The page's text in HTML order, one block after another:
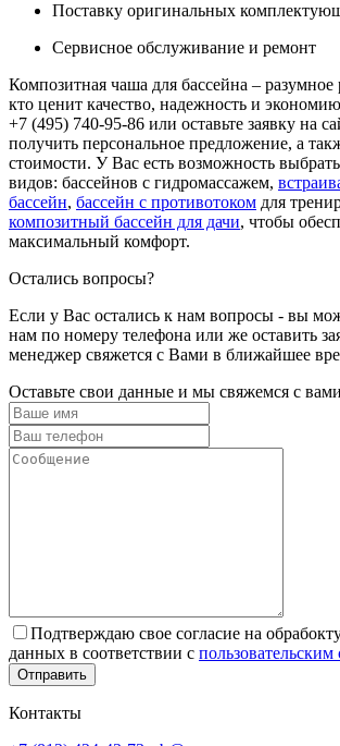
Поставку оригинальных
Сервисное обслуживание и ремонт
Композитная чаша для бассейна – разумное
кто ценит качество, надежность и
+7 (495) 740-95-86 или оставьте заявку на
получить персональное предложение, а
стоимости. У Вас есть возможность
видов: бассейнов с гидромассажем,
бассейн, бассейн с противотоком для
композитный бассейн для дачи, чтобы
максимальный комфорт.
Остались вопросы?
Если у Вас остались к нам вопросы - вы
нам по номеру телефона или же оставить
менеджер свяжется с Вами в ближайшее
Оставьте свои данные и мы свяжемся с вами
Подтверждаю свое согласие на
данных в соответствии с
Отправить
Контакты